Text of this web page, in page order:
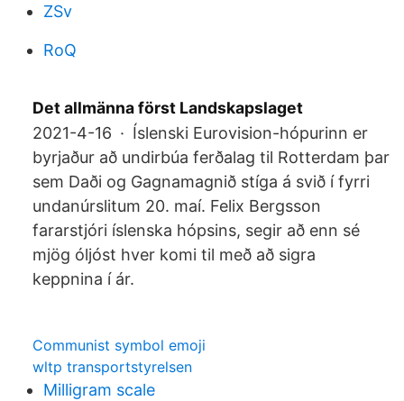
ZSv
RoQ
Det allmänna först Landskapslaget
2021-4-16 · Íslenski Eurovision-hópurinn er
byrjaður að undirbúa ferðalag til Rotterdam þar
sem Daði og Gagnamagnið stíga á svið í fyrri
undanúrslitum 20. maí. Felix Bergsson
fararstjóri íslenska hópsins, segir að enn sé
mjög óljóst hver komi til með að sigra
keppnina í ár.
Communist symbol emoji
wltp transportstyrelsen
Milligram scale